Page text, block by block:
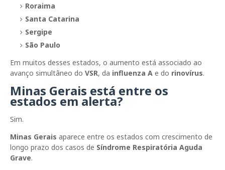
Roraima
Santa Catarina
Sergipe
São Paulo
Em muitos desses estados, o aumento está associado ao
avanço simultâneo do VSR, da influenza A e do rinovírus.
Minas Gerais está entre os
estados em alerta?
Sim.
Minas Gerais aparece entre os estados com crescimento de
longo prazo dos casos de Síndrome Respiratória Aguda
Grave.